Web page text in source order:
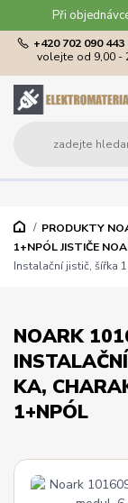
Při
+420 702 090 443
volejte od 9,00 -
PRODUKTY
1+NPÓL JISTIČE
Instalační jistič, šířka
NOARK
KA,
1+NPÓL